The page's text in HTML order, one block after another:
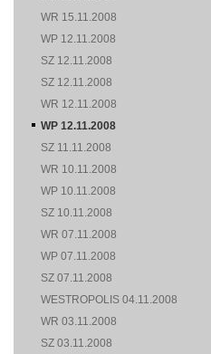
WR 15.11.2008
WP 12.11.2008
SZ 12.11.2008
SZ 12.11.2008
WR 12.11.2008
WP 12.11.2008
SZ 11.11.2008
WR 10.11.2008
WP 10.11.2008
SZ 10.11.2008
WR 07.11.2008
WP 07.11.2008
SZ 07.11.2008
WESTROPOLIS 04.11.2008
WR 03.11.2008
SZ 03.11.2008